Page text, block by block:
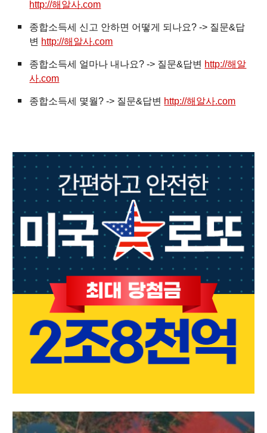
http://해알사.com
종합소득세 신고 안하면 어떻게 되나요? -> 질문&답
변 http://해알사.com
종합소득세 얼마나 내나요? -> 질문&답변 http://해알
사.com
종합소득세 몇월? -> 질문&답변 http://해알사.com